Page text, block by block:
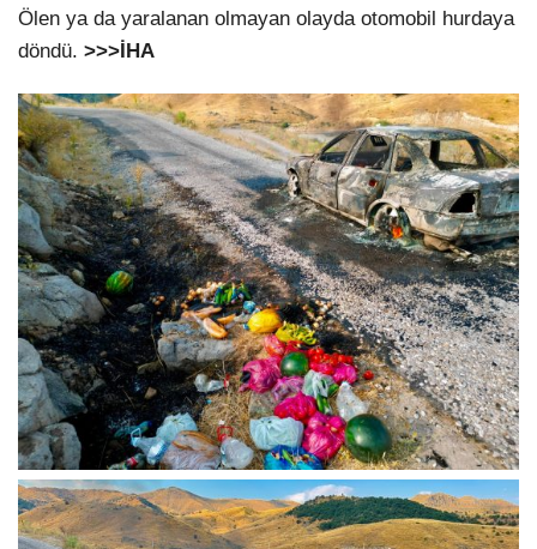
Ölen ya da yaralanan olmayan olayda otomobil hurdaya
döndü. >>>İHA